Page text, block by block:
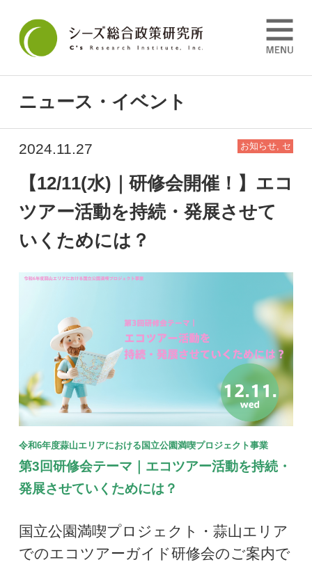
ニュース・イベント
2024.11.27 お知らせ, セ
【12/11(水)｜研修会開催！】エコ
ツアー活動を持続・発展させて
いくためには？
令和6年度蒜山エリアにおける国立公園満喫プロジェクト事業
第3回研修会テーマ｜エコツアー活動を持続・
発展させていくためには？
国立公園満喫プロジェクト・蒜山エリア
でのエコツアーガイド研修会のご案内で